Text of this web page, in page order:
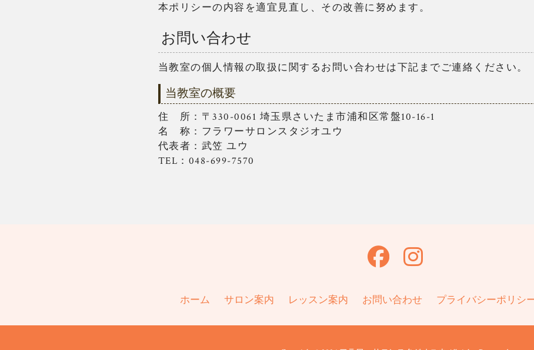
本ポリシーの内容を適宜見直し、その改善に努めます。
お問い合わせ
当教室の個人情報の取扱に関するお問い合わせは下記までご連絡ください。
当教室の概要
住 所：〒330-0061 埼玉県さいたま市浦和区常盤10-16-1
名 称：フラワーサロンスタジオユウ
代表者：武笠 ユウ
TEL：048-699-7570
ホーム サロン案内 レッスン案内 お問い合わせ プライバシーポリシ